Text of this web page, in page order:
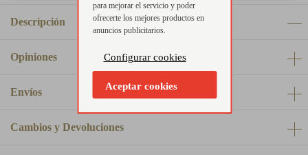
Descripción
Opiniones
Envíos
Cambios y Devoluciones
para mejorar el servicio y poder
ofrecerte los mejores productos en
anuncios publicitarios.
Configurar cookies
Aceptar cookies